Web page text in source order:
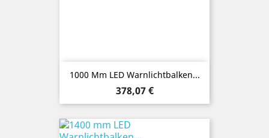
1000 Mm LED Warnlichtbalken...
Preis
378,07 €